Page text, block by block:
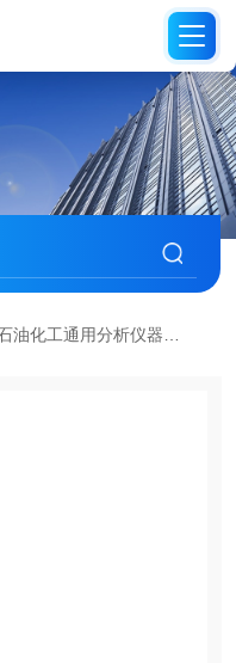
油化工通用分析仪器